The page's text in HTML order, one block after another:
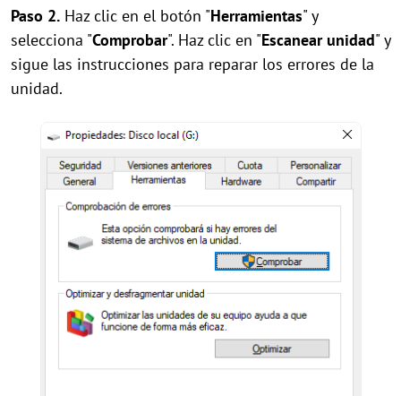
Paso 2. Haz clic en el botón "Herramientas" y
selecciona "Comprobar". Haz clic en "Escanear unidad" y
sigue las instrucciones para reparar los errores de la
unidad.